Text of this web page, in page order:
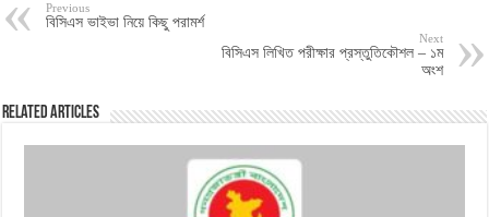
Previous
বিসিএস ভাইভা নিয়ে কিছু পরামর্শ
Next
বিসিএস লিখিত পরীক্ষার প্রস্তুতিকৌশল – ১ম
অংশ
Related Articles